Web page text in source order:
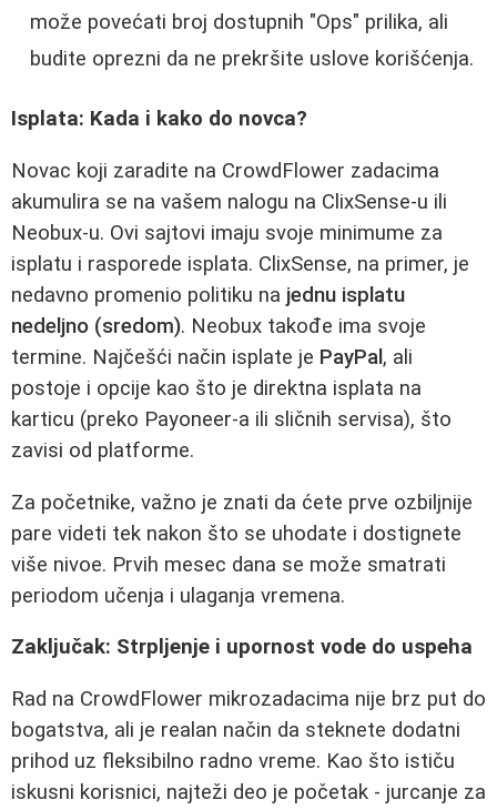
može povećati broj dostupnih "Ops" prilika, ali
budite oprezni da ne prekršite uslove korišćenja.
Isplata: Kada i kako do novca?
Novac koji zaradite na CrowdFlower zadacima
akumulira se na vašem nalogu na ClixSense-u ili
Neobux-u. Ovi sajtovi imaju svoje minimume za
isplatu i rasporede isplata. ClixSense, na primer, je
nedavno promenio politiku na jednu isplatu
nedeljno (sredom). Neobux takođe ima svoje
termine. Najčešći način isplate je PayPal , ali
postoje i opcije kao što je direktna isplata na
karticu (preko Payoneer-a ili sličnih servisa), što
zavisi od platforme.
Za početnike, važno je znati da ćete prve ozbiljnije
pare videti tek nakon što se uhodate i dostignete
više nivoe. Prvih mesec dana se može smatrati
periodom učenja i ulaganja vremena.
Zaključak: Strpljenje i upornost vode do uspeha
Rad na CrowdFlower mikrozadacima nije brz put do
bogatstva, ali je realan način da steknete dodatni
prihod uz fleksibilno radno vreme. Kao što ističu
iskusni korisnici, najteži deo je početak - jurcanje za